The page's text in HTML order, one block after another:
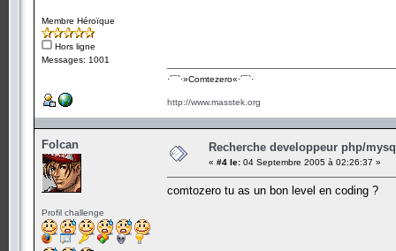
Membre Héroïque
Hors ligne
Messages: 1001
·´¯`·­»Comtezero«­·´¯`·
http://www.masstek.org
Folcan
Profil challenge
Recherche developpeur php/
« #4 le: 04 Septembre 2005 à 02:26:37 »
comtozero tu as un bon level en coding ?